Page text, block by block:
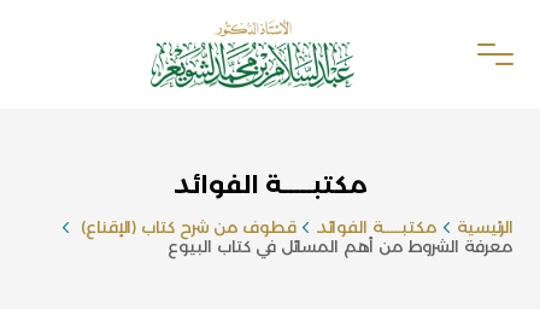
مكتبـــــة الفوائد
الرئيسية مكتبـــــة الفوائد
قطوف من شرح كتاب (الإقناع)
معرفة الشروط من أهم المسائل في كتاب البيوع